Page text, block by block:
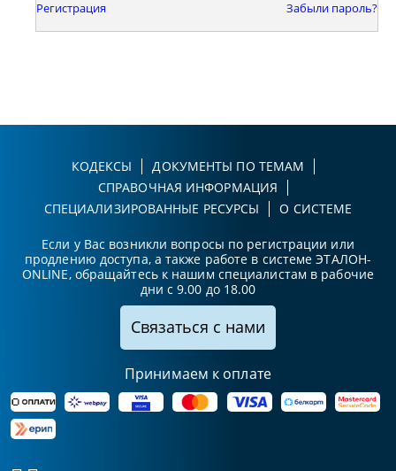
Регистрация Забыли пароль?
КОДЕКСЫ
ДОКУМЕНТЫ ПО ТЕМАМ
СПРАВОЧНАЯ ИНФОРМАЦИЯ
СПЕЦИАЛИЗИРОВАННЫЕ РЕСУРСЫ
О СИСТЕМЕ
Если у Вас возникли вопросы по регистрации или
продлению доступа, а также работе в системе ЭТАЛОН-
ONLINE, обращайтесь к нашим специалистам в рабочие
дни с 9.00 до 18.00
Связаться с нами
Принимаем к оплате